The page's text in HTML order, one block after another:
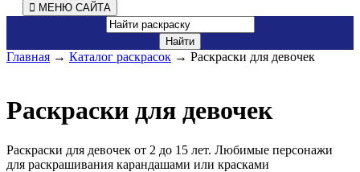
МЕНЮ САЙТА
Главная → Каталог раскрасок → Раскраски для девочек
Раскраски для девочек
Раскраски для девочек от 2 до 15 лет. Любимые персонажи
для раскрашивания карандашами или красками